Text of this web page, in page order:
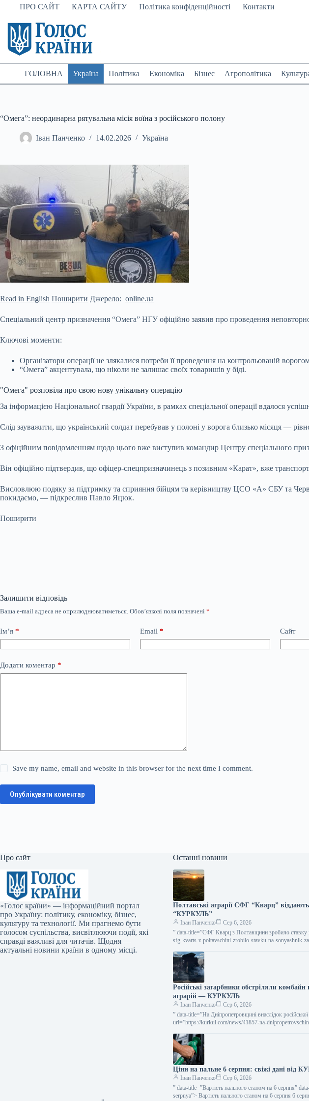
Перейти
до
вмісту
ПРО САЙТ КАРТА САЙТУ Політика конфіденційності Контакти
ГОЛОВНА Україна Політика Економіка Бізнес Агрополітика
“Омега”: неординарна рятувальна місія воїна з російського полону
Іван Панченко 14.02.2026 Україна
Read in English Поширити Джерело: online.ua
Спеціальний центр призначення “Омега” НГУ офіційно заявив про проведення
Ключові моменти:
Організатори операції не злякалися потреби її проведення на контрольованій ворогом
“Омега” акцентувала, що ніколи не залишає своїх товаришів у біді.
"Омега" розповіла про свою нову унікальну операцію
За інформацією Національної гвардії України, в рамках спеціальної операції вдалося
Слід зауважити, що український солдат перебував у полоні у ворога близько місяця —
З офіційним повідомленням щодо цього вже виступив командир Центру спеціального
Він офіційно підтвердив, що офіцер-спецпризначинець з позивним «Карат», вже
Висловлюю подяку за підтримку та сприяння бійцям та керівництву ЦСО «А» СБУ та
покидаємо, — підкреслив Павло Яцюк.
Поширити
Залишити відповідь
Ваша e-mail адреса не оприлюднюватиметься. Обов’язкові поля позначені *
Ім’я * Email * Сайт
Додати коментар *
Save my name, email and website in this browser for the next time I comment.
Опублікувати коментар
Про сайт
«Голос країни» — інформаційний портал
про Україну: політику, економіку, бізнес,
культуру та технології. Ми прагнемо бути
голосом суспільства, висвітлюючи події, які
справді важливі для читачів. Щодня —
актуальні новини країни в одному місці.
Останні новини
Полтавські аграрії СФГ “Кварц”
“КУРКУЛЬ”
Іван Панченко
Сер 6, 2026
” data-title=”СФГ Кварц з Полтавщини зробило ставку
sfg-kvarts-z-poltavschini-zrobilo-stavku-na-sonyashnik-
Російські загарбники обстріляли
аграрій — КУРКУЛЬ
Іван Панченко
Сер 6, 2026
” data-title=”На Дніпропетровщині внаслідок
url=”https://kurkul.com/news/41857-na-
Ціни на пальне 6 серпня: свіжі дані від
Іван Панченко
Сер 6, 2026
” data-title=”Вартість пального станом на 6 серпня”
serpnya”> Вартість пального станом на 6 серпня 6